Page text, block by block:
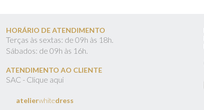
HORÁRIO DE ATENDIMENTO
Terças às sextas: de 09h às 18h.
Sábados: de 09h às 16h.
ATENDIMENTO AO CLIENTE
SAC - Clique aqui
atelierwhitedress